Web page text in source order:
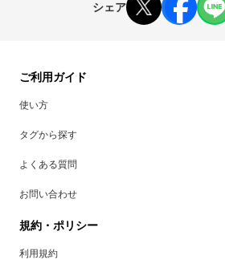
シェア
ご利用ガイド
使い方
タグから探す
よくある質問
お問い合わせ
規約・ポリシー
利用規約